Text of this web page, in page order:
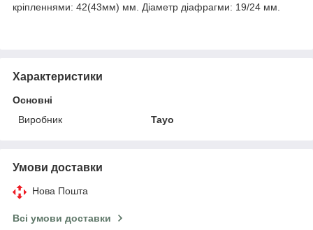
кріпленнями: 42(43мм) мм. Діаметр діафрагми: 19/24 мм.
Характеристики
Основні
Виробник
Tayo
Умови доставки
Нова Пошта
Всі умови доставки